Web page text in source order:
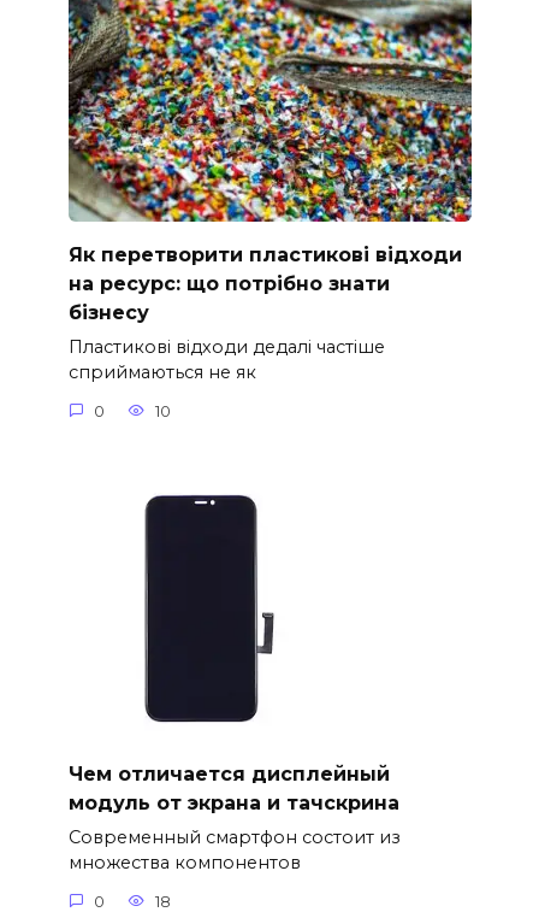
Як перетворити пластикові відходи
на ресурс: що потрібно знати
бізнесу
Пластикові відходи дедалі частіше
сприймаються не як
0 10
Чем отличается дисплейный
модуль от экрана и тачскрина
Современный смартфон состоит из
множества компонентов
0 18